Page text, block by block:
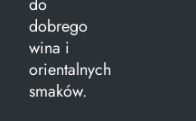
dobrego
wina i
orientalnych
smaków.